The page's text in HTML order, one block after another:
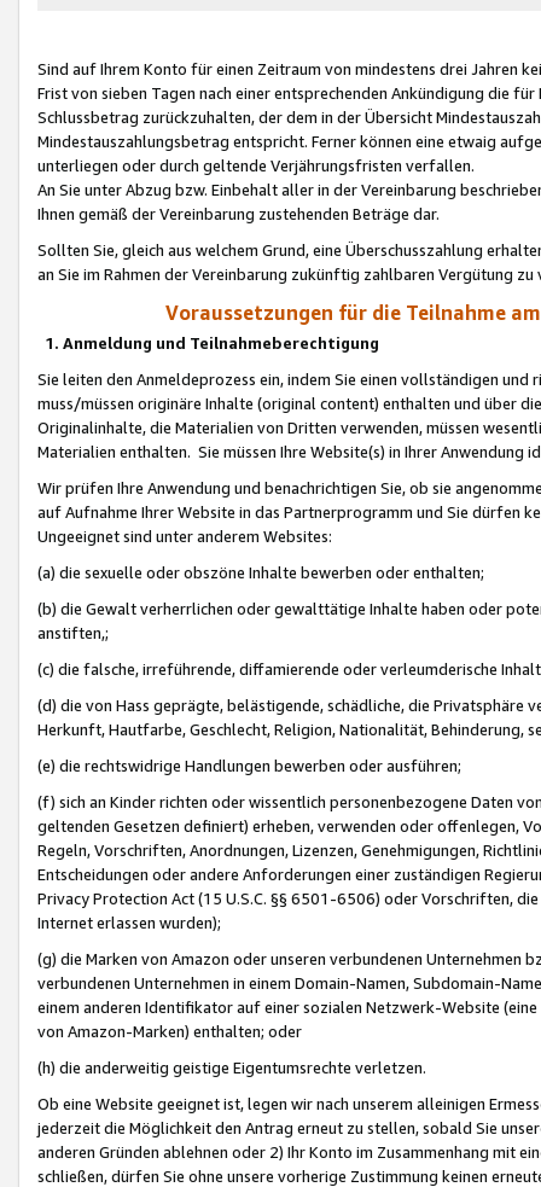
Sind auf Ihrem Konto für einen Zeitraum von mindestens drei Jahren
Frist von sieben Tagen nach einer entsprechenden Ankündigung die
Schlussbetrag zurückzuhalten, der dem in der Übersicht
Mindestauszahlungsbetrag entspricht. Ferner können eine etwaig
unterliegen oder durch geltende Verjährungsfristen verfallen.
An Sie unter Abzug bzw. Einbehalt aller in der Vereinbarung
Ihnen gemäß der Vereinbarung zustehenden Beträge dar.
Sollten Sie, gleich aus welchem Grund, eine Überschusszahlung
an Sie im Rahmen der Vereinbarung zukünftig zahlbaren Vergütung zu
Voraussetzungen für die Teilnahme
1. Anmeldung und Teilnahmeberechtigung
Sie leiten den Anmeldeprozess ein, indem Sie einen vollständigen
muss/müssen originäre Inhalte (original content) enthalten und über
Originalinhalte, die Materialien von Dritten verwenden, müssen
Materialien enthalten. Sie müssen Ihre Website(s) in Ihrer Anwendung
Wir prüfen Ihre Anwendung und benachrichtigen Sie, ob sie
auf Aufnahme Ihrer Website in das Partnerprogramm und Sie dürfen
Ungeeignet sind unter anderem Websites:
(a) die sexuelle oder obszöne Inhalte bewerben oder enthalten;
(b) die Gewalt verherrlichen oder gewalttätige Inhalte haben oder
anstiften,;
(c) die falsche, irreführende, diffamierende oder verleumderische
(d) die von Hass geprägte, belästigende, schädliche, die Privatsphäre
Herkunft, Hautfarbe, Geschlecht, Religion, Nationalität, Behinderung,
(e) die rechtswidrige Handlungen bewerben oder ausführen;
(f) sich an Kinder richten oder wissentlich personenbezogene Daten
geltenden Gesetzen definiert) erheben, verwenden oder offenlegen,
Regeln, Vorschriften, Anordnungen, Lizenzen, Genehmigungen,
Entscheidungen oder andere Anforderungen einer zuständigen
Privacy Protection Act (15 U.S.C. §§ 6501-6506) oder Vorschriften,
Internet erlassen wurden);
(g) die Marken von Amazon oder unseren verbundenen Unternehmen
verbundenen Unternehmen in einem Domain-Namen, Subdomain-
einem anderen Identifikator auf einer sozialen Netzwerk-Website
von Amazon-Marken) enthalten; oder
(h) die anderweitig geistige Eigentumsrechte verletzen.
Ob eine Website geeignet ist, legen wir nach unserem alleinigen
jederzeit die Möglichkeit den Antrag erneut zu stellen, sobald Sie
anderen Gründen ablehnen oder 2) Ihr Konto im Zusammenhang mit
schließen, dürfen Sie ohne unsere vorherige Zustimmung keinen